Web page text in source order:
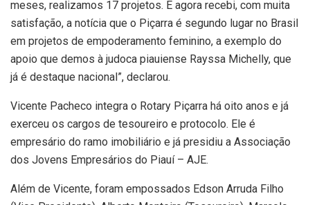
meses, realizamos 17 projetos. E agora recebi, com muita
satisfação, a notícia que o Piçarra é segundo lugar no Brasil
em projetos de empoderamento feminino, a exemplo do
apoio que demos à judoca piauiense Rayssa Michelly, que
já é destaque nacional”, declarou.
Vicente Pacheco integra o Rotary Piçarra há oito anos e já
exerceu os cargos de tesoureiro e protocolo. Ele é
empresário do ramo imobiliário e já presidiu a Associação
dos Jovens Empresários do Piauí – AJE.
Além de Vicente, foram empossados Edson Arruda Filho